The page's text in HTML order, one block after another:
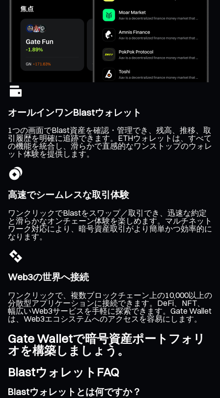
オールインワンBlastウォレット
1つの画面でBlast資産を確認・管理でき、残高、推移、取
引履歴を明確に追跡できます。ETHウォレットは、すべて
の機能を統合し、滑らかで直感的なワンストップのウォレ
ット体験を提供します。
高速でシームレスな取引体験
ワンクリックでBlastをスワップ／取引でき、迅速な約定
と滑らかなオンチェーン体験を楽しめます。マルチネット
ワーク対応により、暗号資産取引がより簡単かつ効率的に
なります。
Web3の世界へ接続
ワンクリックで、複数ブロックチェーン上の10,000以上の
分散型アプリケーションに接続できます。DeFi、NFT、
幅広いWeb3サービスを手軽に探索できます。Gate Wallet
は、Web3エコシステムへのアクセスを容易にします。
Gate Walletで暗号資産ポートフォリ
オを構築しましょう。
BlastウォレットFAQ
Blastウォレットとは何ですか？